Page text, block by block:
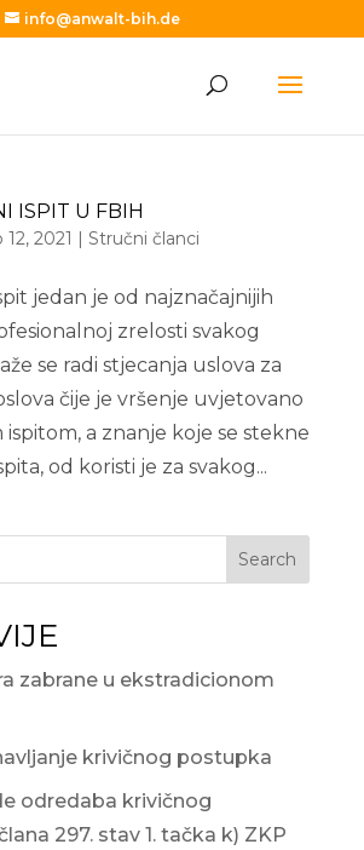
info@anwalt-bih.de
ISPIT U FBIH
12, 2021 | Stručni članci
jedan je od najznačajnijih
zrelosti svakog
se radi stjecanja uslova za
čije je vršenje uvjetovano
a znanje koje se stekne
od koristi je za svakog...
Search
zabrane u ekstradicionom
krivičnog postupka
odredaba krivičnog
297. stav 1. tačka k) ZKP